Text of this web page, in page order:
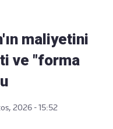
maliyetini
ve "forma
2026 - 15:52